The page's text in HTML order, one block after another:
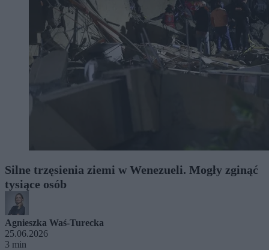
Silne trzęsienia ziemi w Wenezueli. Mogły zginąć
tysiące osób
Agnieszka Waś-Turecka
25.06.2026
3 min